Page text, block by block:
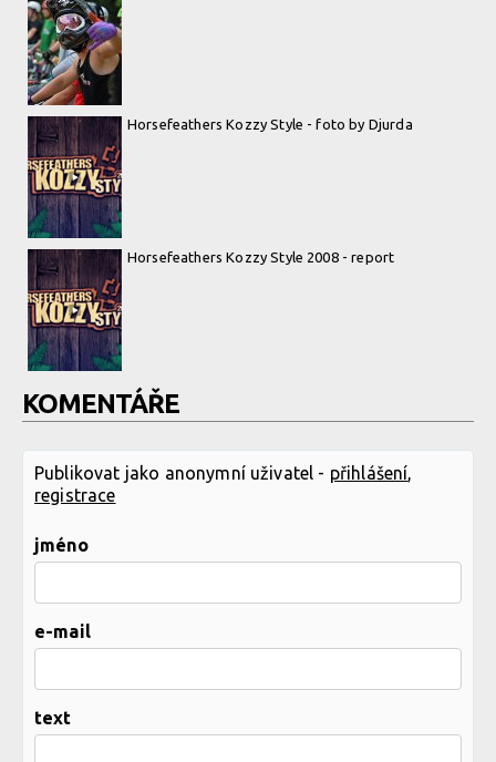
Horsefeathers Kozzy Style - foto by Djurda
Horsefeathers Kozzy Style 2008 - report
KOMENTÁŘE
Publikovat jako anonymní uživatel - přihlášení,
registrace
jméno
e-mail
text